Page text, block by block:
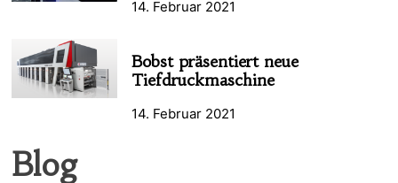
14. Februar 2021
Bobst präsentiert neue
Tiefdruckmaschine
14. Februar 2021
Blog